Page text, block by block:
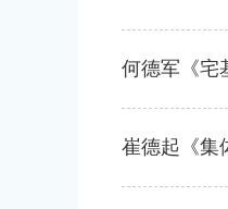
何德军《宅
崔德起《集